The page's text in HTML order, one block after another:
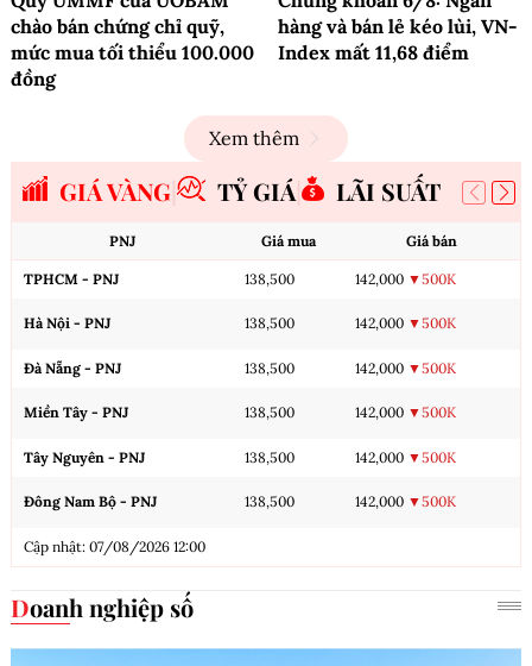
chào bán chứng chỉ quỹ,
mức mua tối thiểu 100.000
đồng
hàng và bán lẻ kéo lùi, VN-
Index mất 11,68 điểm
Xem thêm
GIÁ VÀNG TỶ GIÁ LÃI SUẤT
PNJ Giá mua Giá bán
TPHCM - PNJ 138,500 142,000 ▼500K
Hà Nội - PNJ 138,500 142,000 ▼500K
Đà Nẵng - PNJ 138,500 142,000 ▼500K
Miền Tây - PNJ 138,500 142,000 ▼500K
Tây Nguyên - PNJ 138,500 142,000 ▼500K
Đông Nam Bộ - PNJ 138,500 142,000 ▼500K
Cập nhật: 07/08/2026 12:00
Doanh nghiệp số